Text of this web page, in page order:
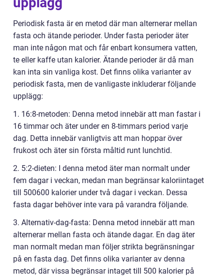
Periodisk fasta är en metod där man alternerar mellan
fasta och ätande perioder. Under fasta perioder äter
man inte någon mat och får enbart konsumera vatten,
te eller kaffe utan kalorier. Ätande perioder är då man
kan inta sin vanliga kost. Det finns olika varianter av
periodisk fasta, men de vanligaste inkluderar följande
upplägg:
1. 16:8-metoden: Denna metod innebär att man fastar i
16 timmar och äter under en 8-timmars period varje
dag. Detta innebär vanligtvis att man hoppar över
frukost och äter sin första måltid runt lunchtid.
2. 5:2-dieten: I denna metod äter man normalt under
fem dagar i veckan, medan man begränsar kaloriintaget
till 500600 kalorier under två dagar i veckan. Dessa
fasta dagar behöver inte vara på varandra följande.
3. Alternativ-dag-fasta: Denna metod innebär att man
alternerar mellan fasta och ätande dagar. En dag äter
man normalt medan man följer strikta begränsningar
på en fasta dag. Det finns olika varianter av denna
metod, där vissa begränsar intaget till 500 kalorier på